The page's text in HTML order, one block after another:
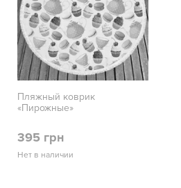
Пляжный коврик
«Пирожные»
395 грн
Нет в наличии